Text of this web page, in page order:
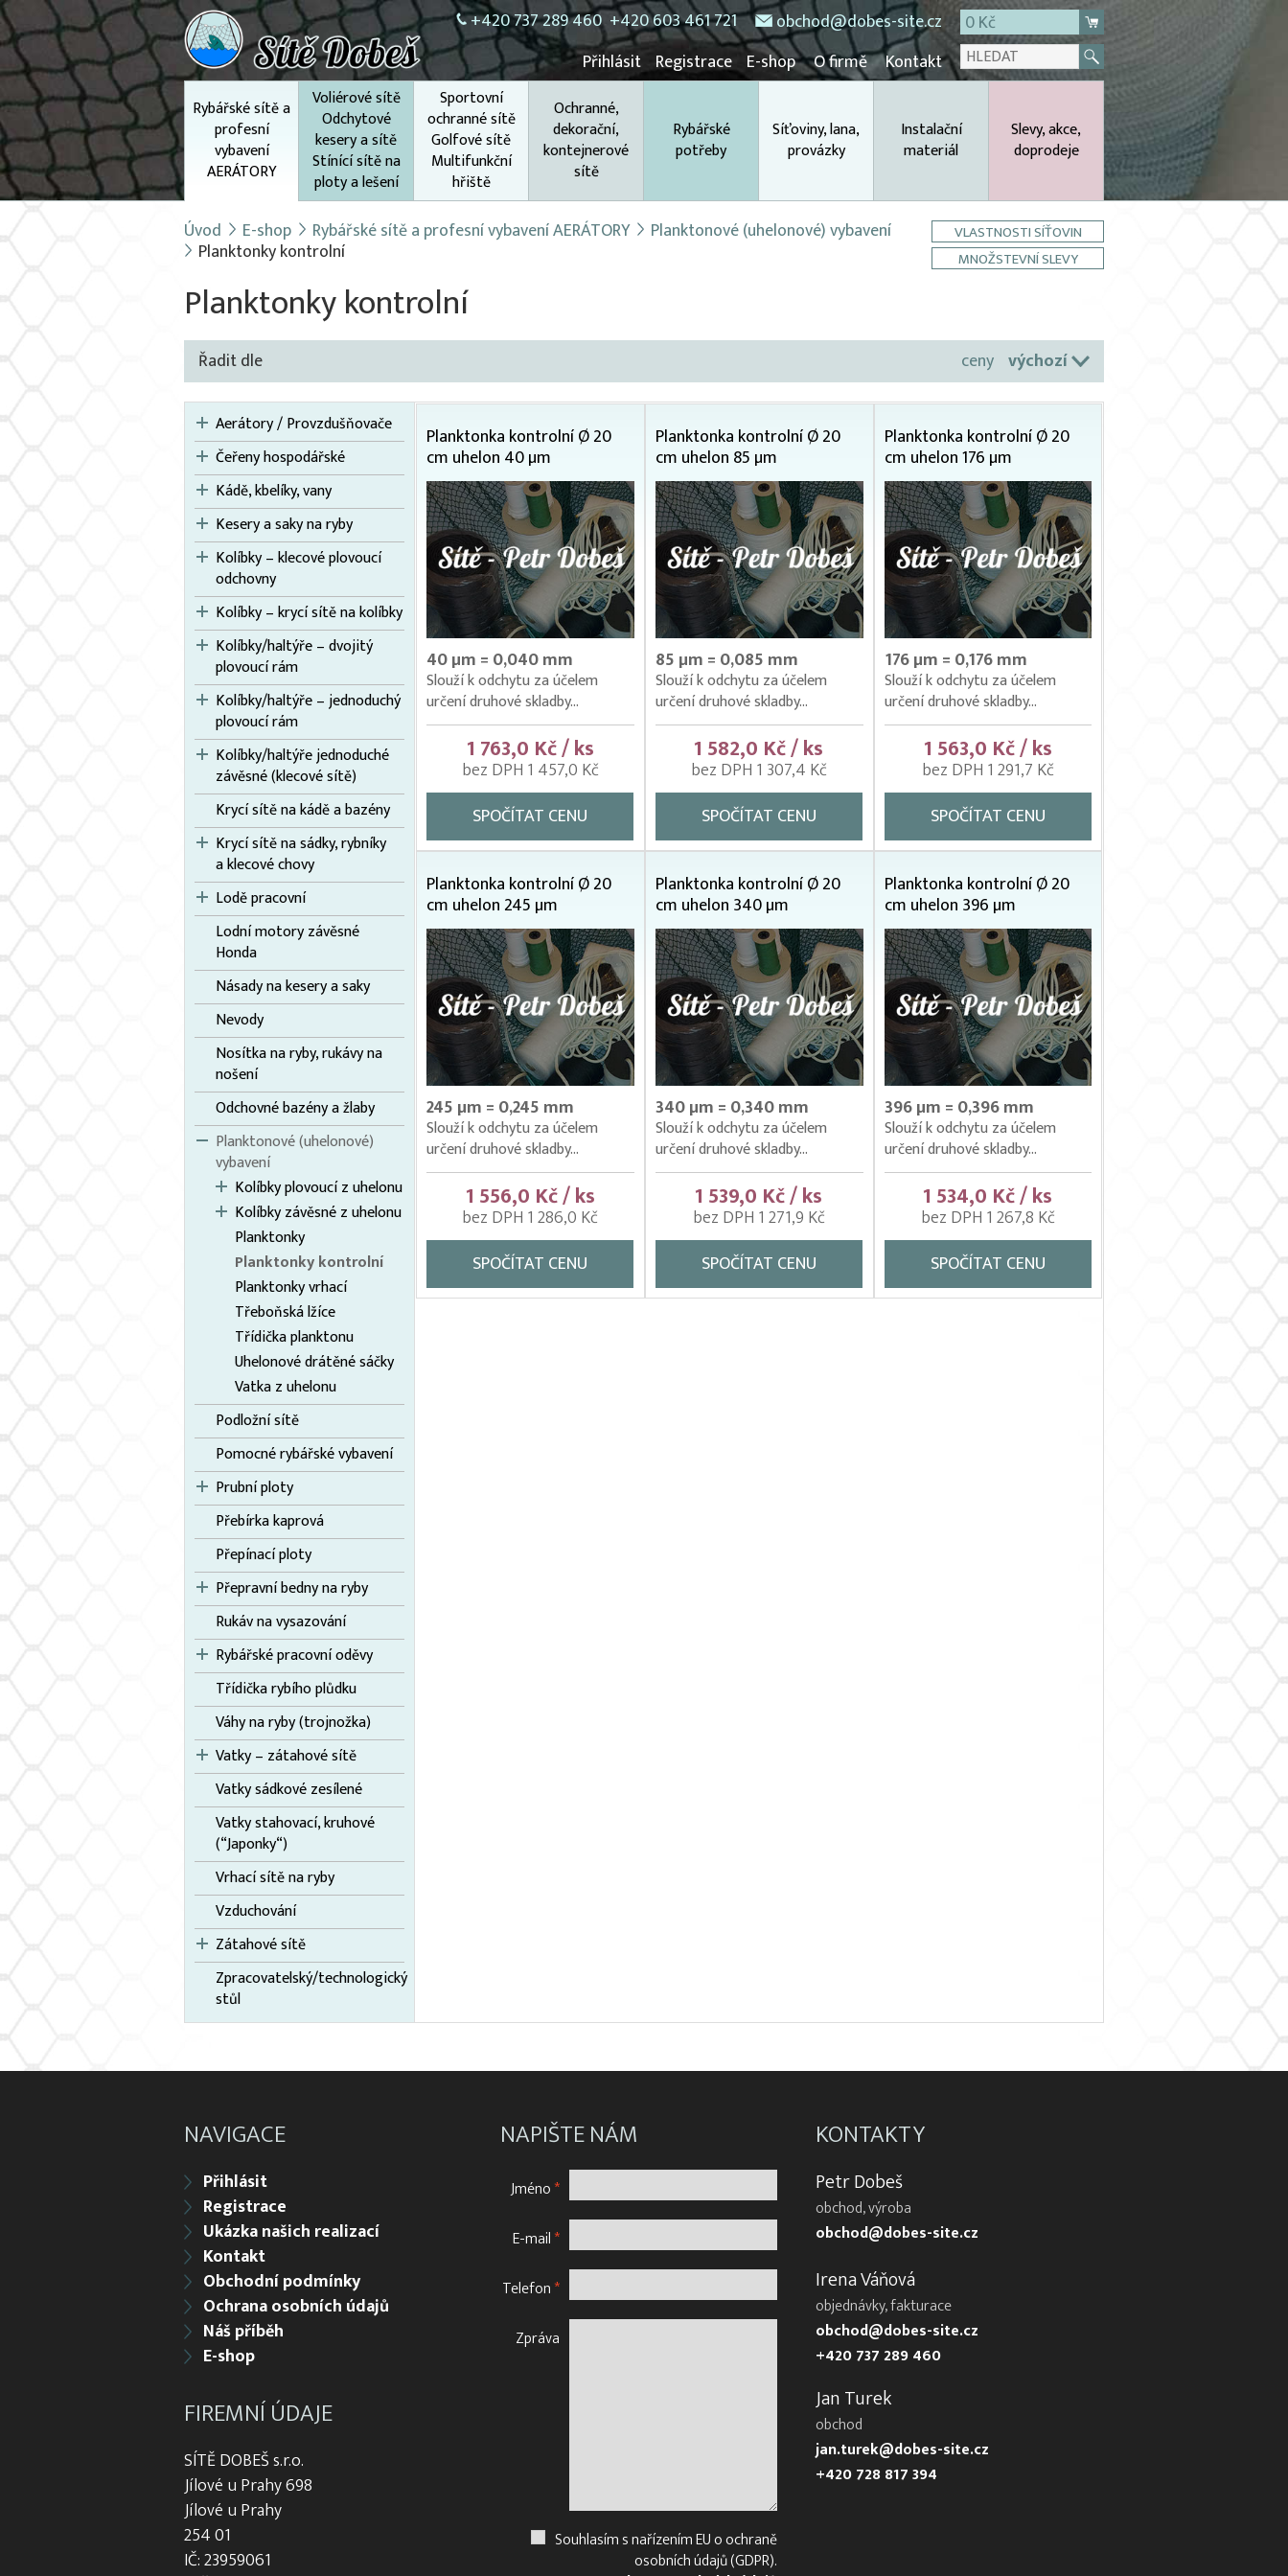
+420 737 289 460 +420 603 461 721 obchod@dobes-site.cz
0 Kč
Přihlásit Registrace E-shop O firmě Kontakt
Rybářské sítě a
profesní
vybavení
AERÁTORY
Voliérové sítě
Odchytové
kesery a sítě
Stínící sítě na
ploty a lešení
Sportovní
ochranné sítě
Golfové sítě
Multifunkční
hřiště
Ochranné,
dekorační,
kontejnerové
sítě
Rybářské
potřeby
Síťoviny, lana,
provázky
Instalační
materiál
Slevy, akce,
doprodeje
Úvod E-shop Rybářské sítě a profesní vybavení AERÁTORY Planktonové (uhelonové) vybavení
Planktonky kontrolní
VLASTNOSTI SÍŤOVIN
MNOŽSTEVNÍ SLEVY
Planktonky kontrolní
Řadit dle ceny výchozí
Aerátory / Provzdušňovače
Čeřeny hospodářské
Kádě, kbelíky, vany
Kesery a saky na ryby
Kolíbky – klecové plovoucí
odchovny
Kolíbky – krycí sítě na kolíbky
Kolíbky/haltýře – dvojitý
plovoucí rám
Kolíbky/haltýře – jednoduchý
plovoucí rám
Kolíbky/haltýře jednoduché
závěsné (klecové sítě)
Krycí sítě na kádě a bazény
Krycí sítě na sádky, rybníky
a klecové chovy
Lodě pracovní
Lodní motory závěsné
Honda
Násady na kesery a saky
Nevody
Nosítka na ryby, rukávy na
nošení
Odchovné bazény a žlaby
Planktonové (uhelonové)
vybavení
Kolíbky plovoucí z uhelonu
Kolíbky závěsné z uhelonu
Planktonky
Planktonky kontrolní
Planktonky vrhací
Třeboňská lžíce
Třídička planktonu
Uhelonové drátěné sáčky
Vatka z uhelonu
Podložní sítě
Pomocné rybářské vybavení
Prubní ploty
Přebírka kaprová
Přepínací ploty
Přepravní bedny na ryby
Rukáv na vysazování
Rybářské pracovní oděvy
Třídička rybího plůdku
Váhy na ryby (trojnožka)
Vatky – zátahové sítě
Vatky sádkové zesílené
Vatky stahovací, kruhové
(“Japonky“)
Vrhací sítě na ryby
Vzduchování
Zátahové sítě
Zpracovatelský/technologický
stůl
Planktonka kontrolní Ø 20
cm uhelon 40 µm
40 µm = 0,040 mm
Slouží k odchytu za účelem
určení druhové skladby...
1 763,0 Kč / ks
bez DPH 1 457,0 Kč
SPOČÍTAT CENU
Planktonka kontrolní Ø 20
cm uhelon 85 µm
85 µm = 0,085 mm
Slouží k odchytu za účelem
určení druhové skladby...
1 582,0 Kč / ks
bez DPH 1 307,4 Kč
SPOČÍTAT CENU
Planktonka kontrolní Ø 20
cm uhelon 176 µm
176 µm = 0,176 mm
Slouží k odchytu za účelem
určení druhové skladby...
1 563,0 Kč / ks
bez DPH 1 291,7 Kč
SPOČÍTAT CENU
Planktonka kontrolní Ø 20
cm uhelon 245 µm
245 µm = 0,245 mm
Slouží k odchytu za účelem
určení druhové skladby...
1 556,0 Kč / ks
bez DPH 1 286,0 Kč
SPOČÍTAT CENU
Planktonka kontrolní Ø 20
cm uhelon 340 µm
340 µm = 0,340 mm
Slouží k odchytu za účelem
určení druhové skladby...
1 539,0 Kč / ks
bez DPH 1 271,9 Kč
SPOČÍTAT CENU
Planktonka kontrolní Ø 20
cm uhelon 396 µm
396 µm = 0,396 mm
Slouží k odchytu za účelem
určení druhové skladby...
1 534,0 Kč / ks
bez DPH 1 267,8 Kč
SPOČÍTAT CENU
NAVIGACE
Přihlásit
Registrace
Ukázka našich realizací
Kontakt
Obchodní podmínky
Ochrana osobních údajů
Náš příběh
E-shop
FIREMNÍ ÚDAJE
SÍTĚ DOBEŠ s.r.o.
Jílové u Prahy 698
Jílové u Prahy
254 01
IČ: 23959061
NAPIŠTE NÁM
Jméno*
E-mail*
Telefon*
Zpráva
Souhlasím s nařízením EU o ochraně
osobních údajů (GDPR).
KONTAKTY
Petr Dobeš
obchod, výroba
obchod@dobes-site.cz
Irena Váňová
objednávky, fakturace
obchod@dobes-site.cz
+420 737 289 460
Jan Turek
obchod
jan.turek@dobes-site.cz
+420 728 817 394